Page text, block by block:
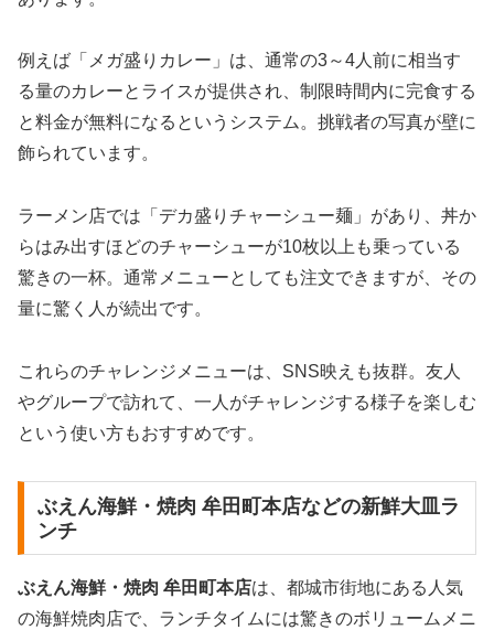
例えば「メガ盛りカレー」は、通常の3～4人前に相当す
る量のカレーとライスが提供され、制限時間内に完食する
と料金が無料になるというシステム。挑戦者の写真が壁に
飾られています。
ラーメン店では「デカ盛りチャーシュー麺」があり、丼か
らはみ出すほどのチャーシューが10枚以上も乗っている
驚きの一杯。通常メニューとしても注文できますが、その
量に驚く人が続出です。
これらのチャレンジメニューは、SNS映えも抜群。友人
やグループで訪れて、一人がチャレンジする様子を楽しむ
という使い方もおすすめです。
ぶえん海鮮・焼肉 牟田町本店などの新鮮大皿ラ
ンチ
ぶえん海鮮・焼肉 牟田町本店は、都城市街地にある人気
の海鮮焼肉店で、ランチタイムには驚きのボリュームメニ